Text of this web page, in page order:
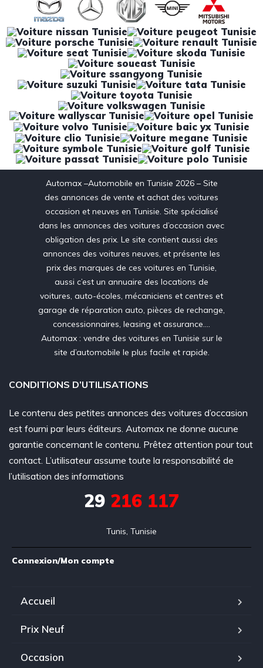
Automax –Automobile en Tunisie 2026 – Site
des annonces de vente et achat des voitures
occasion et neuves en Tunisie. Site spécialisé
dans les annonces des voitures d’occasion avec
obligation des prix. Le site contient aussi des
annonces des voitures neuves, et présente les
prix des marques de ces voitures en Tunisie,
aussi c’est un annuaire des locations de
voitures, auto-écoles, mécaniciens et centres et
garage de réparation auto, pièces de rechange,
concessionnaires, leasing et assurance….
Automax : vendre des voitures en Tunisie sur le
site d’automobile le plus facile et rapide.
CONDITIONS D’UTILISATIONS
Le contenu des petites annonces des voitures d’occasion
est fourni par leurs éditeurs. Automax ne donne aucune
garantie concernant le contenu. Prêtez attention pour tout
contact. L’utilisateur assume toute la responsabilité de
l’utilisation des informations
29 216 117
Tunis, Tunisie
Connexion/Mon compte
Accueil
Prix Neuf
Occasion